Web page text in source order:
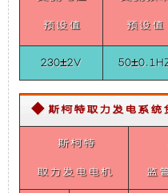
一
个
车）
3KW
取
力
发
电
机
供
电
系
统
（福
特
预设值 预设值
230±2V
◆ 斯柯特取力发电系统
斯柯特
取力发电电机 监